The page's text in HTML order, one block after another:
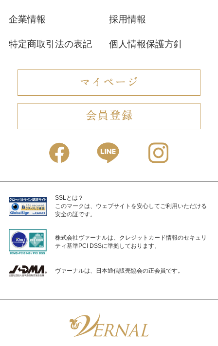
企業情報 採用情報
特定商取引法の表記 個人情報保護方針
SSLとは？
このマークは、ウェブサイトを安心してご利用いただける
安全の証です。
株式会社ヴァーナルは、クレジットカード情報のセキュリ
ティ基準PCI DSSに準拠しております。
ヴァーナルは、日本通信販売協会の正会員です。